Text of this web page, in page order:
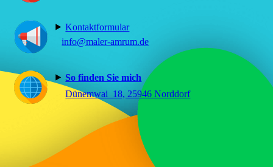
⯈Kontaktformular
info@maler-amrum.de
⯈So finden Sie mich
Dünemwai 18, 25946 Norddorf